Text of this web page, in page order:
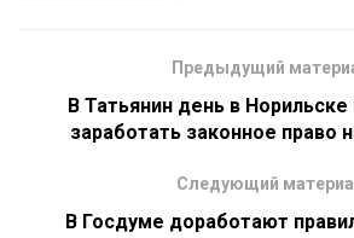
Предыдущий
В Татьянин день в
заработать законное право
Следующий
В Госдуме доработают